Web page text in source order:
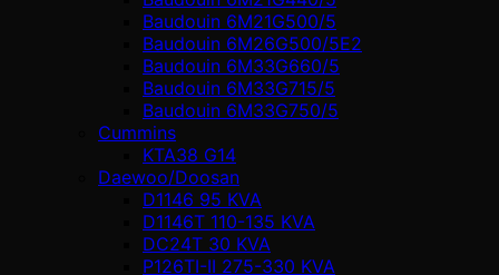
Baudouin 6M21G500/5
Baudouin 6M26G500/5E2
Baudouin 6M33G660/5
Baudouin 6M33G715/5
Baudouin 6M33G750/5
Cummins
KTA38 G14
Daewoo/Doosan
D1146 95 KVA
D1146T 110-135 KVA
DC24T 30 KVA
P126TI-II 275-330 KVA